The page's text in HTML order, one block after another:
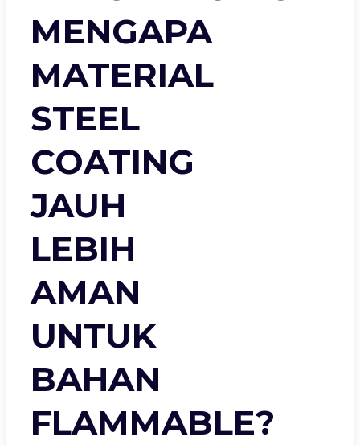
MENGAPA
MATERIAL
STEEL
COATING
JAUH
LEBIH
AMAN
UNTUK
BAHAN
FLAMMABLE?